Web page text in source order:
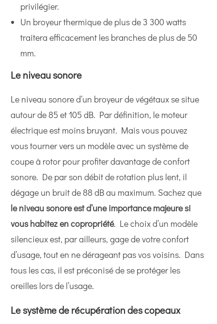
privilégier.
Un broyeur thermique de plus de 3 300 watts
traitera efficacement les branches de plus de 50
mm.
Le niveau sonore
Le niveau sonore d’un broyeur de végétaux se situe
autour de 85 et 105 dB. Par définition, le moteur
électrique est moins bruyant. Mais vous pouvez
vous tourner vers un modèle avec un système de
coupe à rotor pour profiter davantage de confort
sonore. De par son débit de rotation plus lent, il
dégage un bruit de 88 dB au maximum. Sachez que
le niveau sonore est d’une importance majeure si
vous habitez en copropriété. Le choix d’un modèle
silencieux est, par ailleurs, gage de votre confort
d’usage, tout en ne dérageant pas vos voisins. Dans
tous les cas, il est préconisé de se protéger les
oreilles lors de l’usage.
Le système de récupération des copeaux